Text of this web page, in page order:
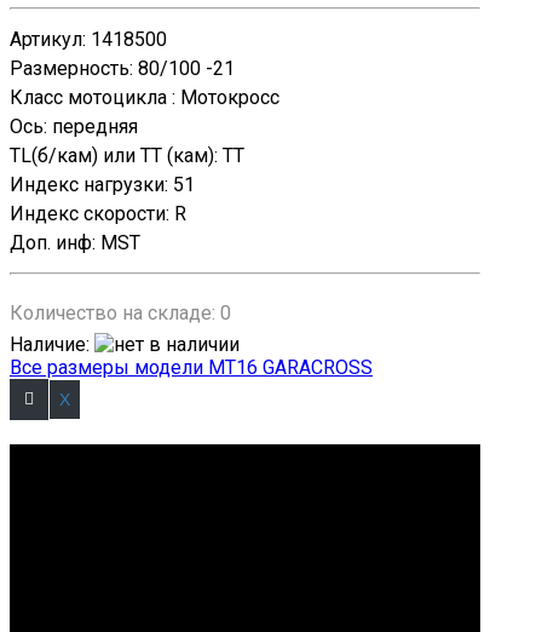
Артикул: 1418500
Размерность: 80/100 -21
Класс мотоцикла : Мотокросс
Ось: передняя
TL(б/кам) или TT (кам): TT
Индекс нагрузки: 51
Индекс скорости: R
Доп. инф: MST
Количество на складе: 0
Наличие:
Все размеры модели MT16 GARACROSS